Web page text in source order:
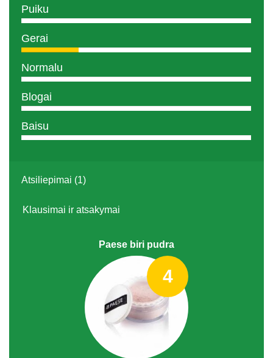
Puiku
Gerai
Normalu
Blogai
Baisu
Atsiliepimai (1)
Klausimai ir atsakymai
Paese biri pudra
4